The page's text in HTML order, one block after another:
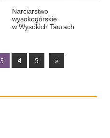
Narciarstwo
wysokogórskie
w Wysokich Taurach
3 4 5 »